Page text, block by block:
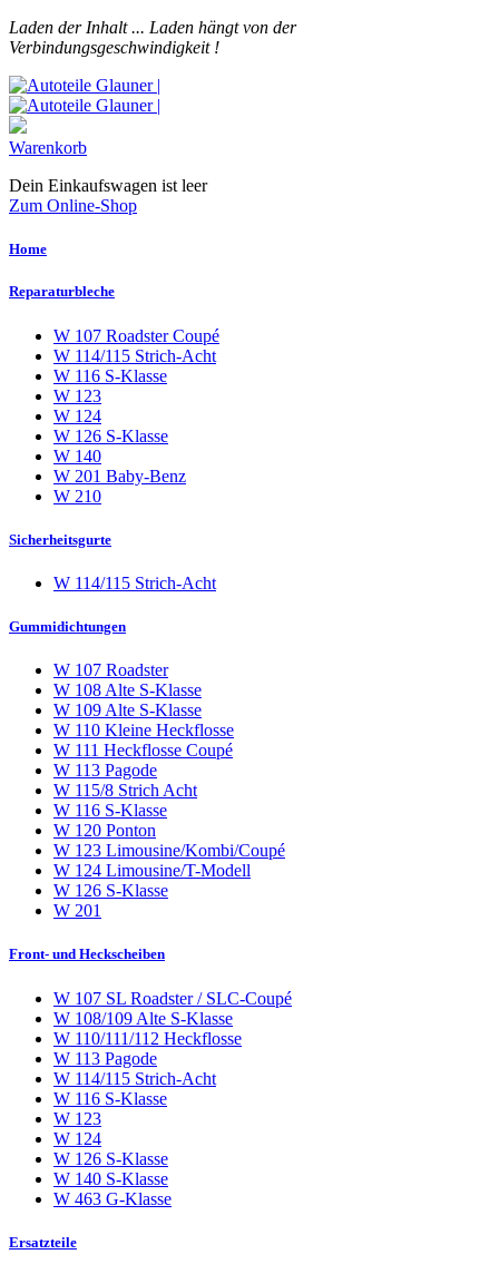
Laden der Inhalt ... Laden hängt von der
Verbindungsgeschwindigkeit !
Warenkorb
Dein Einkaufswagen ist leer
Zum Online-Shop
Home
Reparaturbleche
W 107 Roadster Coupé
W 114/115 Strich-Acht
W 116 S-Klasse
W 123
W 124
W 126 S-Klasse
W 140
W 201 Baby-Benz
W 210
Sicherheitsgurte
W 114/115 Strich-Acht
Gummidichtungen
W 107 Roadster
W 108 Alte S-Klasse
W 109 Alte S-Klasse
W 110 Kleine Heckflosse
W 111 Heckflosse Coupé
W 113 Pagode
W 115/8 Strich Acht
W 116 S-Klasse
W 120 Ponton
W 123 Limousine/Kombi/Coupé
W 124 Limousine/T-Modell
W 126 S-Klasse
W 201
Front- und Heckscheiben
W 107 SL Roadster / SLC-Coupé
W 108/109 Alte S-Klasse
W 110/111/112 Heckflosse
W 113 Pagode
W 114/115 Strich-Acht
W 116 S-Klasse
W 123
W 124
W 126 S-Klasse
W 140 S-Klasse
W 463 G-Klasse
Ersatzteile